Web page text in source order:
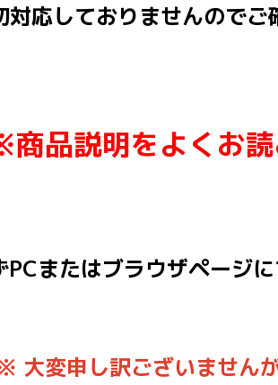
対応しておりませんのでご
品説明をよくお
またはブラウザページ
大変申し訳ございません